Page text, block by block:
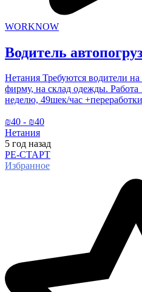
WORKNOW
Водитель
Нетания Требуются водители
фирму, на склад одежды. Работа
неделю, 49шек/час
₪40 - ₪40
Нетания
5 год назад
РЕ-СТАРТ
Избранное